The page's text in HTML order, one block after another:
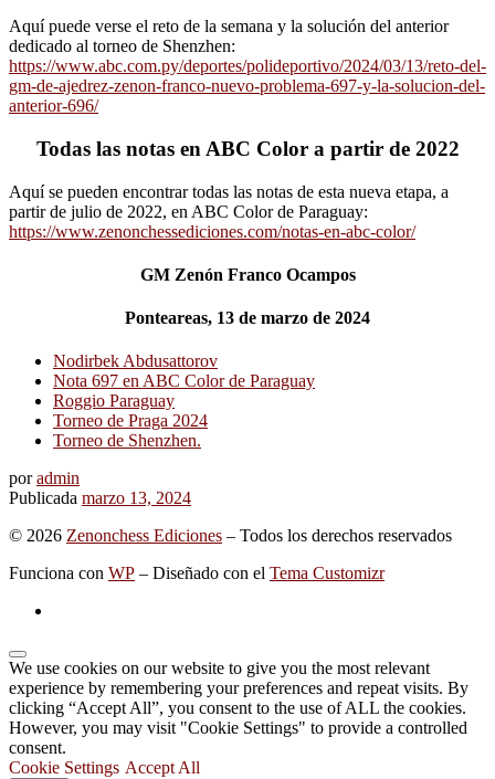
Aquí puede verse el reto de la semana y la solución del anterior
dedicado al torneo de Shenzhen:
https://www.abc.com.py/deportes/polideportivo/2024/03/13/reto-del-
gm-de-ajedrez-zenon-franco-nuevo-problema-697-y-la-solucion-del-
anterior-696/
Todas las notas en ABC Color a partir de 2022
Aquí se pueden encontrar todas las notas de esta nueva etapa, a
partir de julio de 2022, en ABC Color de Paraguay:
https://www.zenonchessediciones.com/notas-en-abc-color/
GM Zenón Franco Ocampos
Ponteareas, 13 de marzo de 2024
Nodirbek Abdusattorov
Nota 697 en ABC Color de Paraguay
Roggio Paraguay
Torneo de Praga 2024
Torneo de Shenzhen.
poradmin
Publicada marzo 13, 2024
© 2026 Zenonchess Ediciones – Todos los derechos reservados
Funciona con WP – Diseñado con el Tema Customizr
We use cookies on our website to give you the most relevant
experience by remembering your preferences and repeat visits. By
clicking “Accept All”, you consent to the use of ALL the cookies.
However, you may visit "Cookie Settings" to provide a controlled
consent.
Cookie Settings Accept All